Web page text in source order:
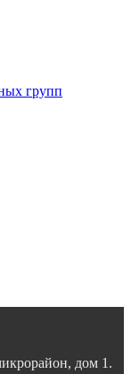
групп
дом 1.